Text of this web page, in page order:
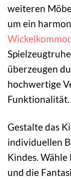
weiteren
um ein
überzeugen
hochwertige
Funktionalität.
Gestalte das
individuellen
Kindes.
und die